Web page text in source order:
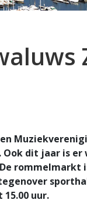
dit jaar is
rommelmarkt
uur.